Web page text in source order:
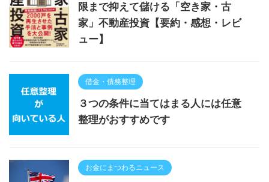
限まで抑えて儲ける「空き家・古
家」不動産投資【要約・感想・レビ
ュー】
借金・債務整理
３つの条件に当てはまる人には任意
整理がおすすめです
お金にまつわるニュース